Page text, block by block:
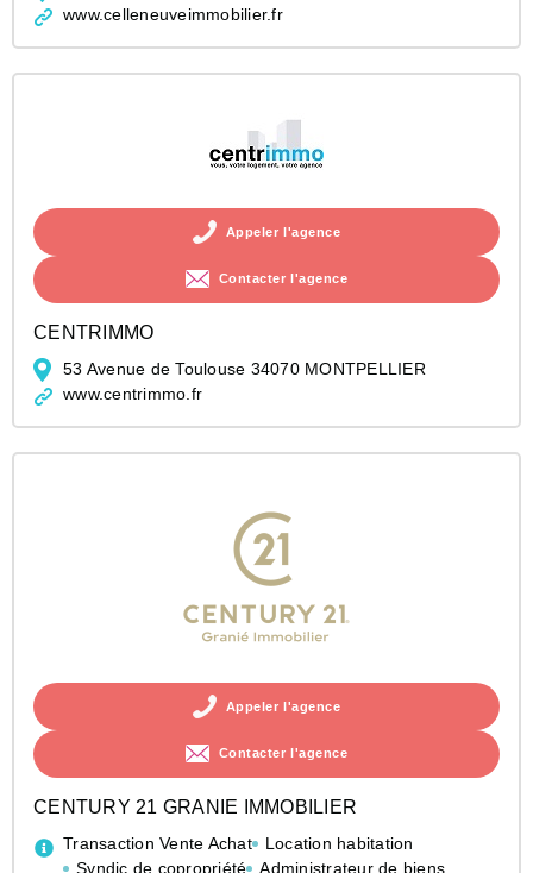
www.celleneuveimmobilier.fr
Appeler l'agence
Contacter l'agence
CENTRIMMO
53 Avenue de Toulouse 34070 MONTPELLIER
www.centrimmo.fr
Appeler l'agence
Contacter l'agence
CENTURY 21 GRANIE IMMOBILIER
Transaction Vente Achat
Location habitation
Syndic de copropriété
Administrateur de biens